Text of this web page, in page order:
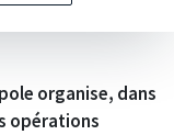
organise, dans
opérations